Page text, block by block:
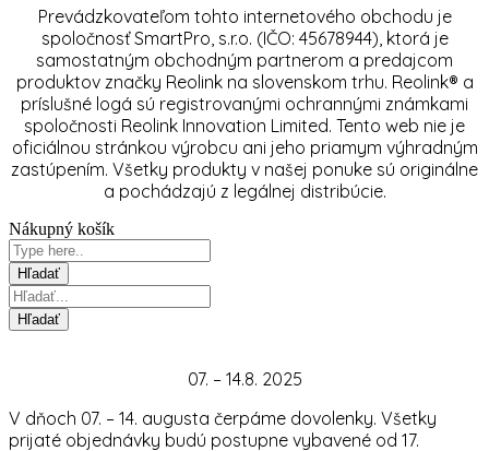
Prevádzkovateľom tohto internetového obchodu je
spoločnosť SmartPro, s.r.o. (IČO: 45678944), ktorá je
samostatným obchodným partnerom a predajcom
produktov značky Reolink na slovenskom trhu. Reolink® a
príslušné logá sú registrovanými ochrannými známkami
spoločnosti Reolink Innovation Limited. Tento web nie je
oficiálnou stránkou výrobcu ani jeho priamym výhradným
zastúpením. Všetky produkty v našej ponuke sú originálne
a pochádzajú z legálnej distribúcie.
Nákupný košík
07. – 14.8. 2025
V dňoch 07. – 14. augusta čerpáme dovolenky. Všetky
prijaté objednávky budú postupne vybavené od 17.